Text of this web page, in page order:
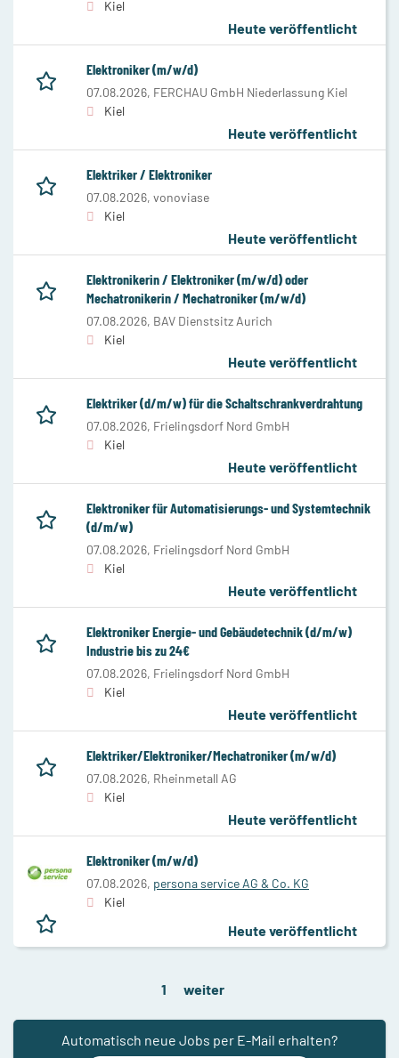
Kiel
Heute veröffentlicht
Elektroniker (m/w/d)
07.08.2026, FERCHAU GmbH Niederlassung Kiel
Kiel
Heute veröffentlicht
Elektriker / Elektroniker
07.08.2026, vonoviase
Kiel
Heute veröffentlicht
Elektronikerin / Elektroniker (m/w/d) oder
Mechatronikerin / Mechatroniker (m/w/d)
07.08.2026, BAV Dienstsitz Aurich
Kiel
Heute veröffentlicht
Elektriker (d/m/w) für die Schaltschrankverdrahtung
07.08.2026, Frielingsdorf Nord GmbH
Kiel
Heute veröffentlicht
Elektroniker für Automatisierungs- und Systemtechnik
(d/m/w)
07.08.2026, Frielingsdorf Nord GmbH
Kiel
Heute veröffentlicht
Elektroniker Energie- und Gebäudetechnik (d/m/w)
Industrie bis zu 24€
07.08.2026, Frielingsdorf Nord GmbH
Kiel
Heute veröffentlicht
Elektriker/Elektroniker/Mechatroniker (m/w/d)
07.08.2026, Rheinmetall AG
Kiel
Heute veröffentlicht
Elektroniker (m/w/d)
07.08.2026, persona service AG & Co. KG
Kiel
Heute veröffentlicht
1 weiter
Automatisch neue Jobs per E-Mail erhalten?